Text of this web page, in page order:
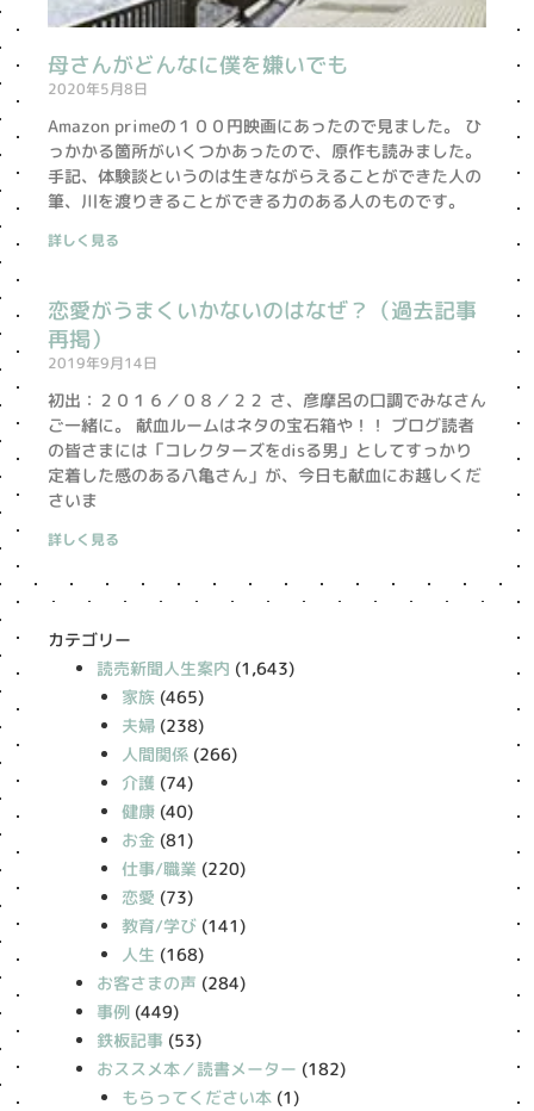
母さんがどんなに僕を嫌いでも
2020年5月8日
Amazon primeの１００円映画にあったので見ました。 ひ
っかかる箇所がいくつかあったので、原作も読みました。
手記、体験談というのは生きながらえることができた人の
筆、川を渡りきることができる力のある人のものです。
詳しく見る
恋愛がうまくいかないのはなぜ？（過去記事
再掲）
2019年9月14日
初出：２０１６／０８／２２ さ、彦摩呂の口調でみなさん
ご一緒に。 献血ルームはネタの宝石箱や！！ ブログ読者
の皆さまには「コレクターズをdisる男」としてすっかり
定着した感のある八亀さん」が、今日も献血にお越しくだ
さいま
詳しく見る
カテゴリー
読売新聞人生案内 (1,643)
家族(465)
夫婦(238)
人間関係(266)
介護 (74)
健康(40)
お金(81)
仕事/職業 (220)
恋愛 (73)
教育/学び(141)
人生 (168)
お客さまの声 (284)
事例 (449)
鉄板記事 (53)
おススメ本／読書メーター (182)
もらってください本(1)